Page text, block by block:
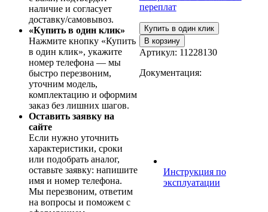
переплат
Купить в один клик
В корзину
Артикул: 11228130
Документация:
Инструкция по
эксплуатации
наличие и согласует
доставку/самовывоз.
«Купить в один клик»
Нажмите кнопку «Купить
в один клик», укажите
номер телефона — мы
быстро перезвоним,
уточним модель,
комплектацию и оформим
заказ без лишних шагов.
Оставить заявку на
сайте
Если нужно уточнить
характеристики, сроки
или подобрать аналог,
оставьте заявку: напишите
имя и номер телефона.
Мы перезвоним, ответим
на вопросы и поможем с